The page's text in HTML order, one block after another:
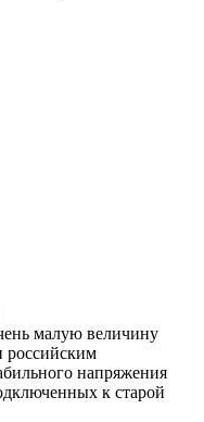
малую величину
российским
напряжения
к старой